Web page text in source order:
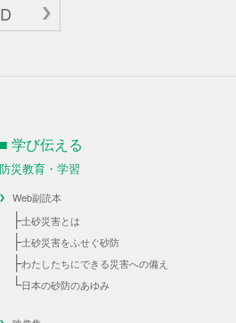
■ 学び伝える
防災教育・学習
Web副読本
├土砂災害とは
├土砂災害をふせぐ砂防
├わたしたちにできる災害への備え
└日本の砂防のあゆみ